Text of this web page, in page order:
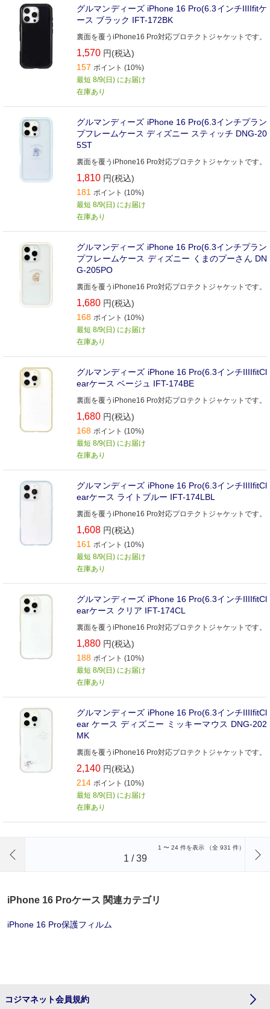
グルマンディーズ iPhone 16 Pro(6.3インチIIIIfitケ
ース ブラック IFT-172BK
裏面を覆うiPhone16 Pro対応プロテクトジャケットです。
1,570 円(税込)
157 ポイント (10%)
最短 8/9(日) にお届け
在庫あり
グルマンディーズ iPhone 16 Pro(6.3インチプラン
プフレームケース ディズニー スティッチ DNG-20
5ST
裏面を覆うiPhone16 Pro対応プロテクトジャケットです。
1,810 円(税込)
181 ポイント (10%)
最短 8/9(日) にお届け
在庫あり
グルマンディーズ iPhone 16 Pro(6.3インチプラン
プフレームケース ディズニー くまのプーさん DN
G-205PO
裏面を覆うiPhone16 Pro対応プロテクトジャケットです。
1,680 円(税込)
168 ポイント (10%)
最短 8/9(日) にお届け
在庫あり
グルマンディーズ iPhone 16 Pro(6.3インチIIIIfitCl
earケース ベージュ IFT-174BE
裏面を覆うiPhone16 Pro対応プロテクトジャケットです。
1,680 円(税込)
168 ポイント (10%)
最短 8/9(日) にお届け
在庫あり
グルマンディーズ iPhone 16 Pro(6.3インチIIIIfitCl
earケース ライトブルー IFT-174LBL
裏面を覆うiPhone16 Pro対応プロテクトジャケットです。
1,608 円(税込)
161 ポイント (10%)
最短 8/9(日) にお届け
在庫あり
グルマンディーズ iPhone 16 Pro(6.3インチIIIIfitCl
earケース クリア IFT-174CL
裏面を覆うiPhone16 Pro対応プロテクトジャケットです。
1,880 円(税込)
188 ポイント (10%)
最短 8/9(日) にお届け
在庫あり
グルマンディーズ iPhone 16 Pro(6.3インチIIIIfitCl
ear ケース ディズニー ミッキーマウス DNG-202
MK
裏面を覆うiPhone16 Pro対応プロテクトジャケットです。
2,140 円(税込)
214 ポイント (10%)
最短 8/9(日) にお届け
在庫あり
1 〜 24 件を表示 （全 931 件）
1 /39
iPhone 16 Proケース 関連カテゴリ
iPhone 16 Pro保護フィルム
コジマネット会員規約